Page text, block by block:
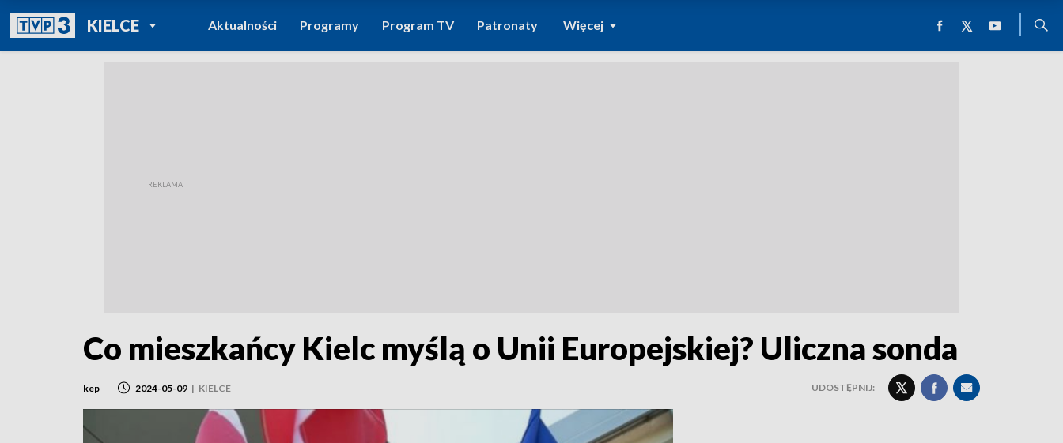
KIELCEPOWRÓT DO
TVP REGIONY
Aktualności Programy Program TV Patronaty Więcej
Co mieszkańcy Kielc myślą o Unii Europejskiej? Uliczna sonda
kep 2024-05-09 | KIELCE UDOSTĘPNIJ: